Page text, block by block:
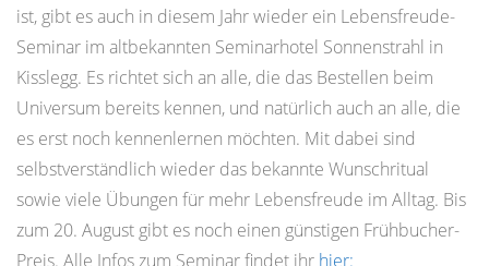
ist, gibt es auch in diesem Jahr wieder ein Lebensfreude-
Seminar im altbekannten Seminarhotel Sonnenstrahl in
Kisslegg. Es richtet sich an alle, die das Bestellen beim
Universum bereits kennen, und natürlich auch an alle, die
es erst noch kennenlernen möchten. Mit dabei sind
selbstverständlich wieder das bekannte Wunschritual
sowie viele Übungen für mehr Lebensfreude im Alltag. Bis
zum 20. August gibt es noch einen günstigen Frühbucher-
Preis. Alle Infos zum Seminar findet ihr hier: